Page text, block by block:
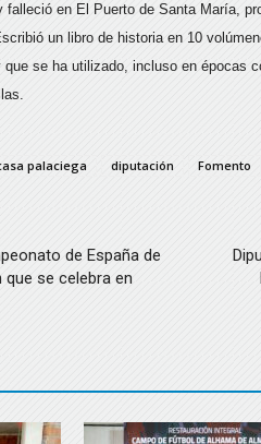
falleció en El Puerto de Santa María,
un libro de historia en 10
que se ha utilizado, incluso en épocas
palaciega diputación Fomento
de España de
se celebra en